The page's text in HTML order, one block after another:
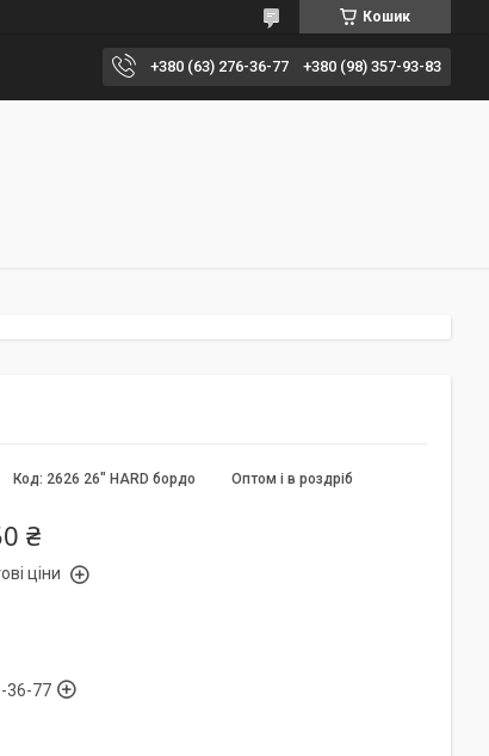
Кошик
+380 (63) 276-36-77 +380 (98) 357-93-83
Оптом і в роздріб
Код: 2626 26" HARD бордо
₴
ціни
36-77